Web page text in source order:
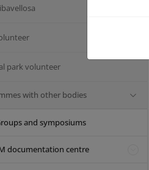
park volunteer
with other bodies
and symposiums
documentation centre